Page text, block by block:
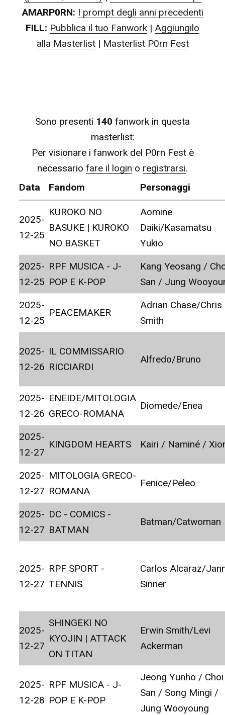
AMARP0RN: I prompt degli anni precedenti
FILL: Pubblica il tuo Fanwork | Aggiungilo
alla Masterlist| Masterlist P0rn Fest
Sono presenti 140 fanwork in questa
masterlist:
Per visionare i fanwork del P0rn Fest è
necessario fare il login o registrarsi.
Data
Fandom Personaggi
2025-
12-25
KUROKO NO
BASUKE | KUROKO
NO BASKET
Aomine
Daiki/Kasamatsu
Yukio
2025-
12-25
RPF MUSICA - J-
POP E K-POP
Kang Yeosang /
San / Jung
2025-
12-25
PEACEMAKER
Adrian Chase/Chris
Smith
2025-
12-26
IL COMMISSARIO
RICCIARDI
Alfredo/Bruno
2025-
12-26
ENEIDE/MITOLOGIA
GRECO-ROMANA
Diomede/Enea
2025-
12-27
KINGDOM HEARTS Kairi / Naminé /
2025-
12-27
MITOLOGIA GRECO-
ROMANA
Fenice/Peleo
2025-
12-27
DC - COMICS -
BATMAN
Batman/Catwoman
2025-
12-27
RPF SPORT -
TENNIS
Carlos Alcaraz/
Sinner
2025-
12-27
SHINGEKI NO
KYOJIN | ATTACK
ON TITAN
Erwin Smith/Levi
Ackerman
2025-
12-28
RPF MUSICA - J-
POP E K-POP
Jeong Yunho / Choi
San / Song Mingi /
Jung Wooyoung